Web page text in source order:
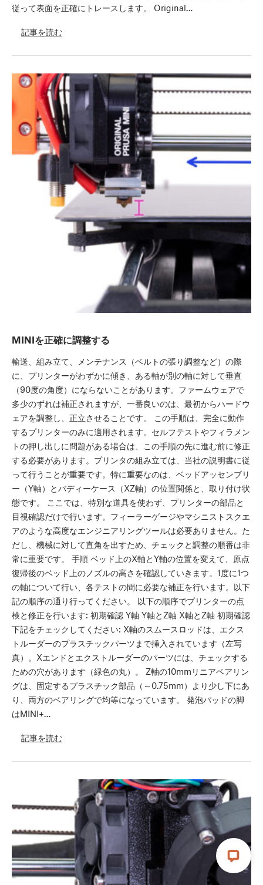
従って表面を正確にトレースします。 Original…
記事を読む
MINIを正確に調整する
輸送、組み立て、メンテナンス（ベルトの張り調整など）の際
に、プリンターがわずかに傾き、ある軸が別の軸に対して垂直
（90度の角度）にならないことがあります。ファームウェアで
多少のずれは補正されますが、一番良いのは、最初からハードウ
ェアを調整し、正立させることです。 この手順は、完全に動作
するプリンターのみに適用されます。セルフテストやフィラメン
トの押し出しに問題がある場合は、この手順の先に進む前に修正
する必要があります。プリンタの組み立ては、当社の説明書に従
って行うことが重要です。特に重要なのは、ベッドアッセンブリ
ー（Y軸）とバディーケース（XZ軸）の位置関係と、取り付け状
態です。 ここでは、特別な道具を使わず、プリンターの部品と
目視確認だけで行います。フィーラーゲージやマシニストスクエ
アのような高度なエンジニアリングツールは必要ありません。た
だし、機械に対して直角を出すため、チェックと調整の順番は非
常に重要です。 手順 ベッド上のX軸とY軸の位置を変えて、原点
復帰後のベッド上のノズルの高さを確認していきます。1度に1つ
の軸について行い、各テストの間に必要な補正を行います。以下
記の順序の通り行ってください。 以下の順序でプリンターの点
検と修正を行います: 初期確認 Y軸 Y軸とZ軸 X軸とZ軸 初期確認
下記をチェックしてください: X軸のスムースロッドは、エクス
トルーダーのプラスチックパーツまで挿入されています（左写
真）。Xエンドとエクストルーダーのパーツには、チェックする
ための穴があります（緑色の丸）。 Z軸の10mmリニアベアリン
グは、固定するプラスチック部品（～0.75mm）より少し下にあ
り、両方のベアリングで均等になっています。 発泡パッドの脚
はMINI+…
記事を読む